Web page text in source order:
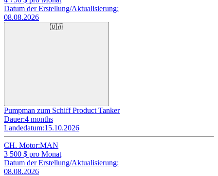
Datum der Erstellung/Aktualisierung:
08.08.2026
🇺🇦
Pumpman zum Schiff Product Tanker
Dauer:4 months
Landedatum:15.10.2026
CH. Motor:MAN
3 500 $ pro Monat
Datum der Erstellung/Aktualisierung:
08.08.2026